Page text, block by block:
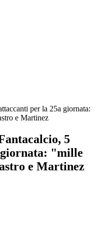
per la 25a giornata:
e Martinez
5
"mille
e Martinez